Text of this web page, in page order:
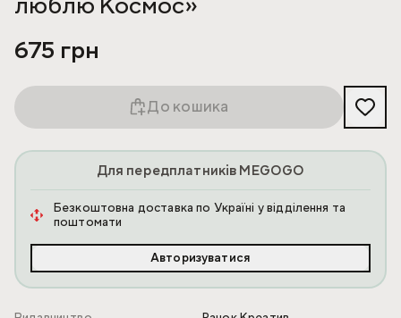
675 грн
До кошика
Для передплатників MEGOGO
Безкоштовна доставка по Україні у відділення та
поштомати
Авторизуватися